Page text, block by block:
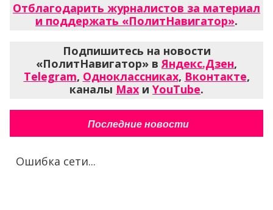
Отблагодарить журналистов за материал
и поддержать «ПолитНавигатор».
Подпишитесь на новости
«ПолитНавигатор» вЯндекс.Дзен,
Telegram, Одноклассниках, Вконтакте,
каналы Max и YouTube.
Последние новости
Ошибка сети...